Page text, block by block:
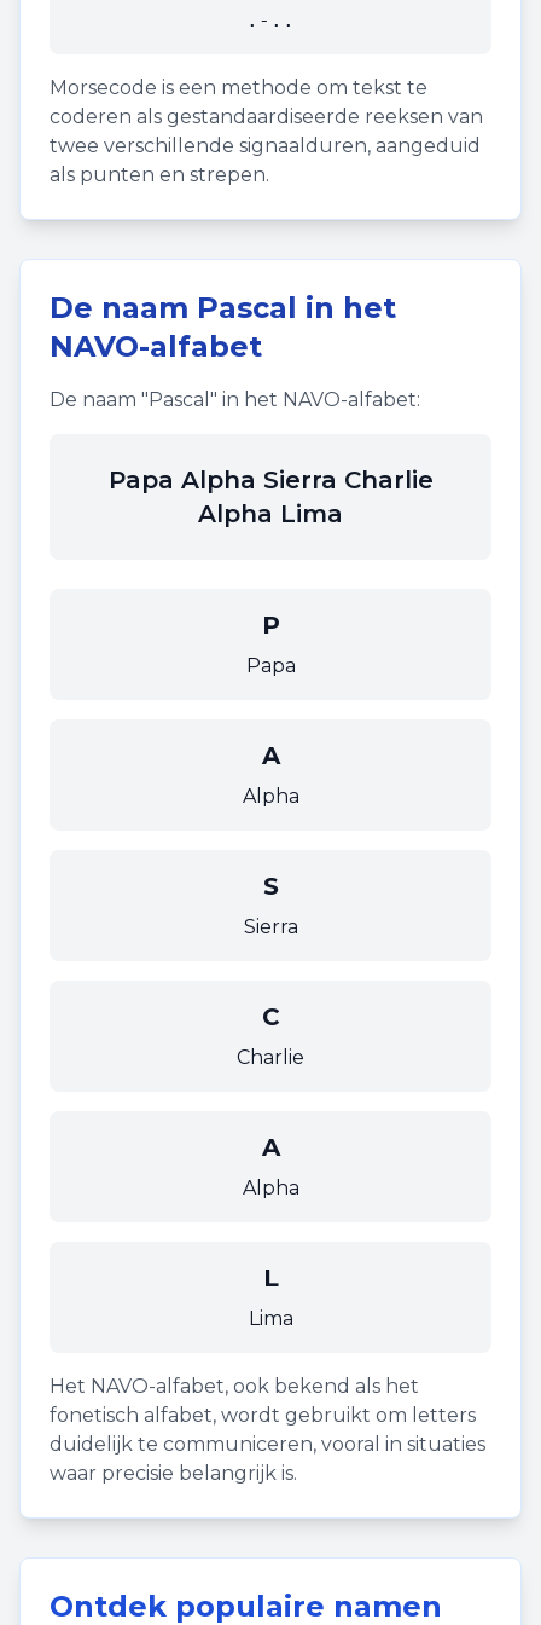
.-..
Morsecode is een methode om tekst te
coderen als gestandaardiseerde reeksen van
twee verschillende signaalduren, aangeduid
als punten en strepen.
De naam Pascal in het
NAVO-alfabet
De naam "Pascal " in het NAVO-alfabet:
Papa Alpha Sierra Charlie
Alpha Lima
P
Papa
A
Alpha
S
Sierra
C
Charlie
A
Alpha
L
Lima
Het NAVO-alfabet, ook bekend als het
fonetisch alfabet, wordt gebruikt om letters
duidelijk te communiceren, vooral in situaties
waar precisie belangrijk is.
Ontdek populaire namen